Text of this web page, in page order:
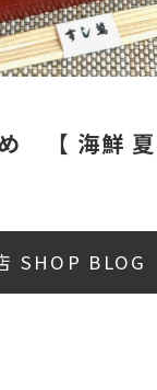
【 海鮮 夏
SHOP BLOG